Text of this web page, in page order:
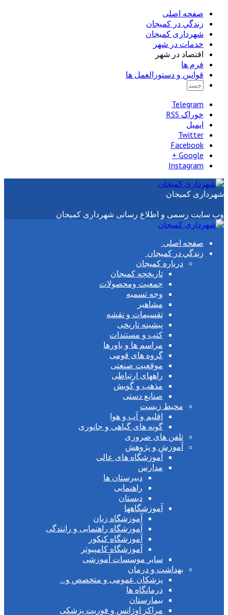
صفحه اصلی
زندگي در كميجان
شهرداری کمیجان
خدمات در شهر
اقتصاد در شهر
فرم ها
قوانین و دستورالعمل ها
Telegram
خوراک RSS
ایمیل
Twitter
Facebook
Google +
Instagram
شهرداری کمیجان
وب سایت رسمی و اطلاع رسانی شهرداری کمیجان
صفحه اصلی
زندگي در كميجان
درباره کمیجان
تاریخچه کمیجان
جمعیت ومحصولات
وجه تسمیه
مشاهیر
تقسیمات و نقشه
پیشینه تاریخی
کتب و مستندات
مراسم ها و باورها
گروه های قومی
موقعیت صنعتی
راههای ارتباطی
مذهب و گویش
صنایع دستی
محیط زیست
اقلیم و آب و هوا
گونه های گیاهی و جانوری
تلفن های ضروری
آموزش و پژوهش
آموزشگاه های عالی
مدارس
دبیرستان ها
راهنمایی
دبستان
آموزشگاهها
آموزشگاه زبان
آموزشگاه راهنمایی و رانندگی
آموزشگاه کنکور
آموزشگاه کامپیوتر
سایر موسسات آموزشی
بهداشت و درمان
پزشکان عمومی و متخصص و…
درمانگاه ها
بیمارستان
مراکز اوژانس و فوریت پزشکی